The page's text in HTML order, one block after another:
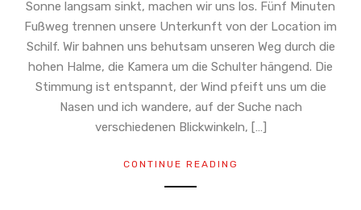
Sonne langsam sinkt, machen wir uns los. Fünf Minuten
Fußweg trennen unsere Unterkunft von der Location im
Schilf. Wir bahnen uns behutsam unseren Weg durch die
hohen Halme, die Kamera um die Schulter hängend. Die
Stimmung ist entspannt, der Wind pfeift uns um die
Nasen und ich wandere, auf der Suche nach
verschiedenen Blickwinkeln, […]
CONTINUE READING